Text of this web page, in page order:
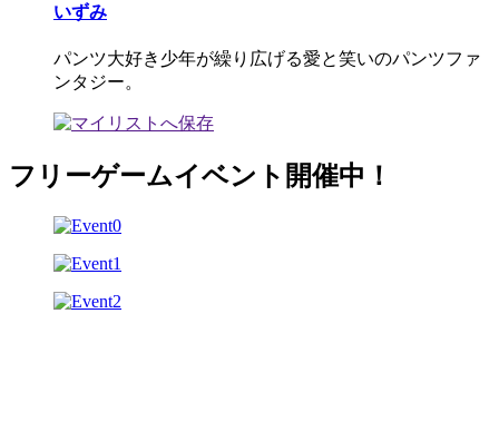
いずみ
パンツ大好き少年が繰り広げる愛と笑いのパンツファ
ンタジー。
フリーゲームイベント開催中！